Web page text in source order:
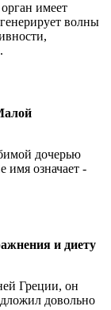
имеет
волны
дочерью
имя означает -
и диету
Греции, он
довольно